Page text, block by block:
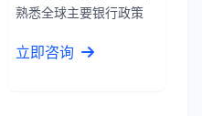
熟悉全球主要银行政策
立即咨询